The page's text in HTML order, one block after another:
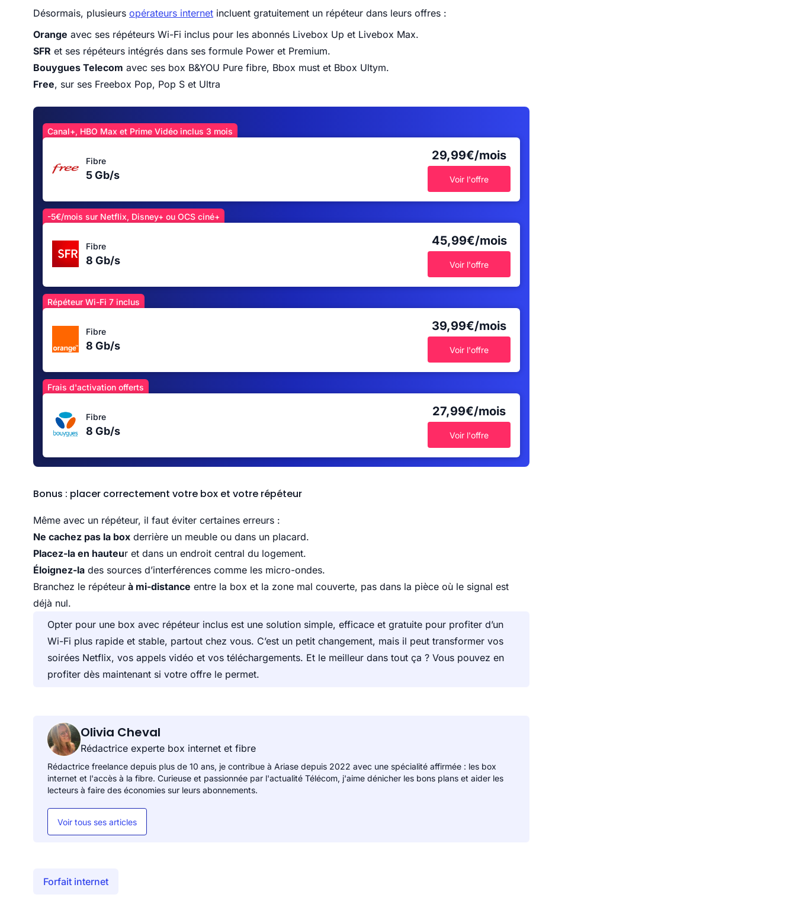
Désormais, plusieurs opérateurs internet incluent gratuitement un répéteur dans leurs offres :
Orange avec ses répéteurs Wi-Fi inclus pour les abonnés Livebox Up et Livebox Max.
SFR et ses répéteurs intégrés dans ses formule Power et Premium.
Bouygues Telecom avec ses box B&YOU Pure fibre, Bbox must et Bbox Ultym.
Free, sur ses Freebox Pop, Pop S et Ultra
Canal+, HBO Max et Prime Vidéo inclus 3 mois
Fibre
5 Gb/s
29,99€/mois
Voir l'offre
-5€/mois sur Netflix, Disney+ ou OCS ciné+
Fibre
8 Gb/s
45,99€/mois
Voir l'offre
Répéteur Wi-Fi 7 inclus
Fibre
8 Gb/s
39,99€/mois
Voir l'offre
Frais d'activation offerts
Fibre
8 Gb/s
27,99€/mois
Voir l'offre
Bonus : placer correctement votre box et votre répéteur
Même avec un répéteur, il faut éviter certaines erreurs :
Ne cachez pas la box derrière un meuble ou dans un placard.
Placez-la en hauteur et dans un endroit central du logement.
Éloignez-la des sources d’interférences comme les micro-ondes.
Branchez le répéteur à mi-distance entre la box et la zone mal couverte, pas dans la pièce où le signal est
déjà nul.
Opter pour une box avec répéteur inclus est une solution simple, efficace et gratuite pour profiter d’un
Wi-Fi plus rapide et stable, partout chez vous. C’est un petit changement, mais il peut transformer vos
soirées Netflix, vos appels vidéo et vos téléchargements. Et le meilleur dans tout ça ? Vous pouvez en
profiter dès maintenant si votre offre le permet.
Olivia Cheval
Rédactrice experte box internet et fibre
Rédactrice freelance depuis plus de 10 ans, je contribue à Ariase depuis 2022 avec une spécialité affirmée : les box
internet et l'accès à la fibre. Curieuse et passionnée par l'actualité Télécom, j'aime dénicher les bons plans et aider les
lecteurs à faire des économies sur leurs abonnements.
Voir tous ses articles
Forfait internet